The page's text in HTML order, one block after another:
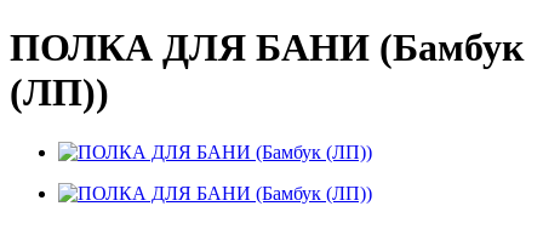
ПОЛКА ДЛЯ БАНИ (Бамбук
(ЛП))